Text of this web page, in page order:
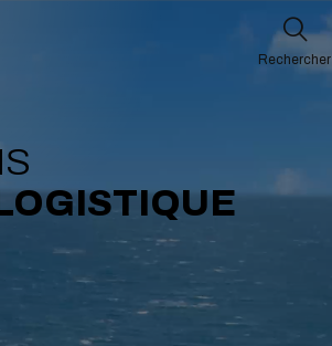
Rechercher